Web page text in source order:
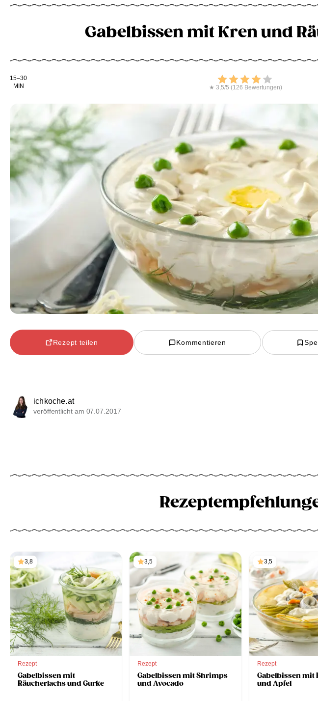
Gabelbissen mit Kren und
Kochdauer
15–30
MIN
Bewerten
★ 3,5/5 (126 Bewertungen)
Rezept teilen Kommentieren
ichkoche.at
veröffentlicht am 07.07.2017
3,8
Rezept
Gabelbissen mit
Räucherlachs und Gurke
3,5
Rezept
Gabelbissen mit Shrimps
und Avocado
3,5
Rezept
Gabelbissen mit
und Apfel